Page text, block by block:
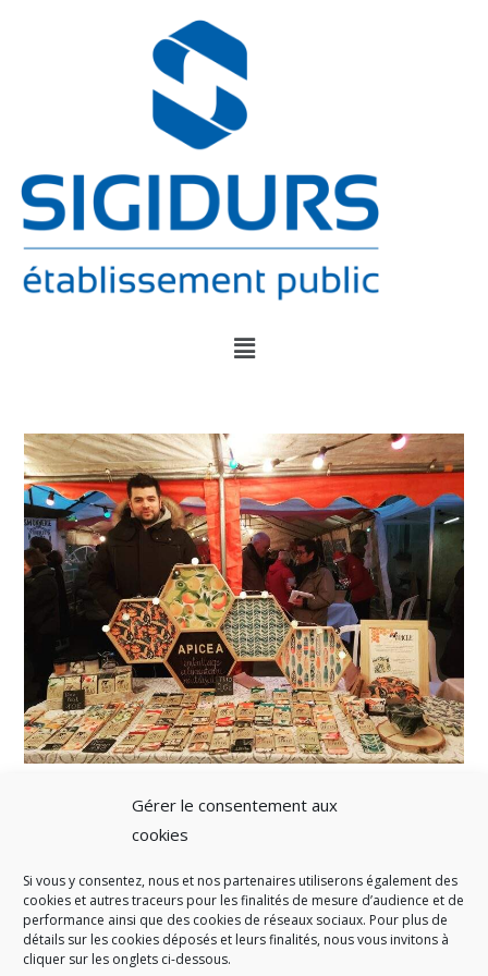
Gérer le consentement aux
cookies
Si vous y consentez, nous et nos partenaires utiliserons également des
cookies et autres traceurs pour les finalités de mesure d’audience et de
performance ainsi que des cookies de réseaux sociaux. Pour plus de
détails sur les cookies déposés et leurs finalités, nous vous invitons à
cliquer sur les onglets ci-dessous.
A SAVOIR
Créé en 1978, le Sigidurs est un établissement public quiexerce
des missions de service public : la prévention, la collecte et la